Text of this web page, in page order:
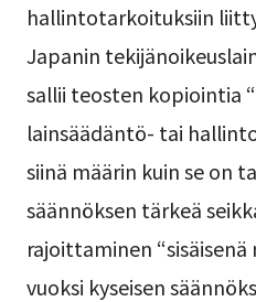
hallintotarkoituksiin
Japanin
sallii teosten kopiointia
lainsäädäntö- tai
siinä määrin kuin se on
säännöksen tärkeä
rajoittaminen “sisäisenä
vuoksi kyseisen